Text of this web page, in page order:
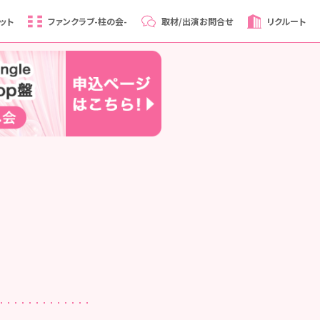
ト ファンクラブ-柱の会- 取材/出演お問合せ リクルート